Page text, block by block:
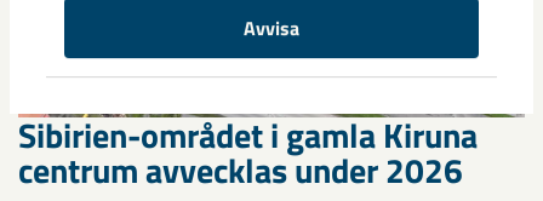
Avvisa
Sibirien-området i gamla Kiruna
centrum avvecklas under 2026